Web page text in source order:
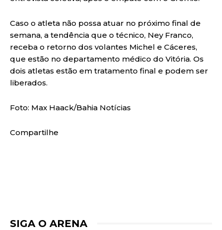
Caso o atleta não possa atuar no próximo final de
semana, a tendência que o técnico, Ney Franco,
receba o retorno dos volantes Michel e Cáceres,
que estão no departamento médico do Vitória. Os
dois atletas estão em tratamento final e podem ser
liberados.
Foto: Max Haack/Bahia Notícias
Compartilhe
SIGA O ARENA